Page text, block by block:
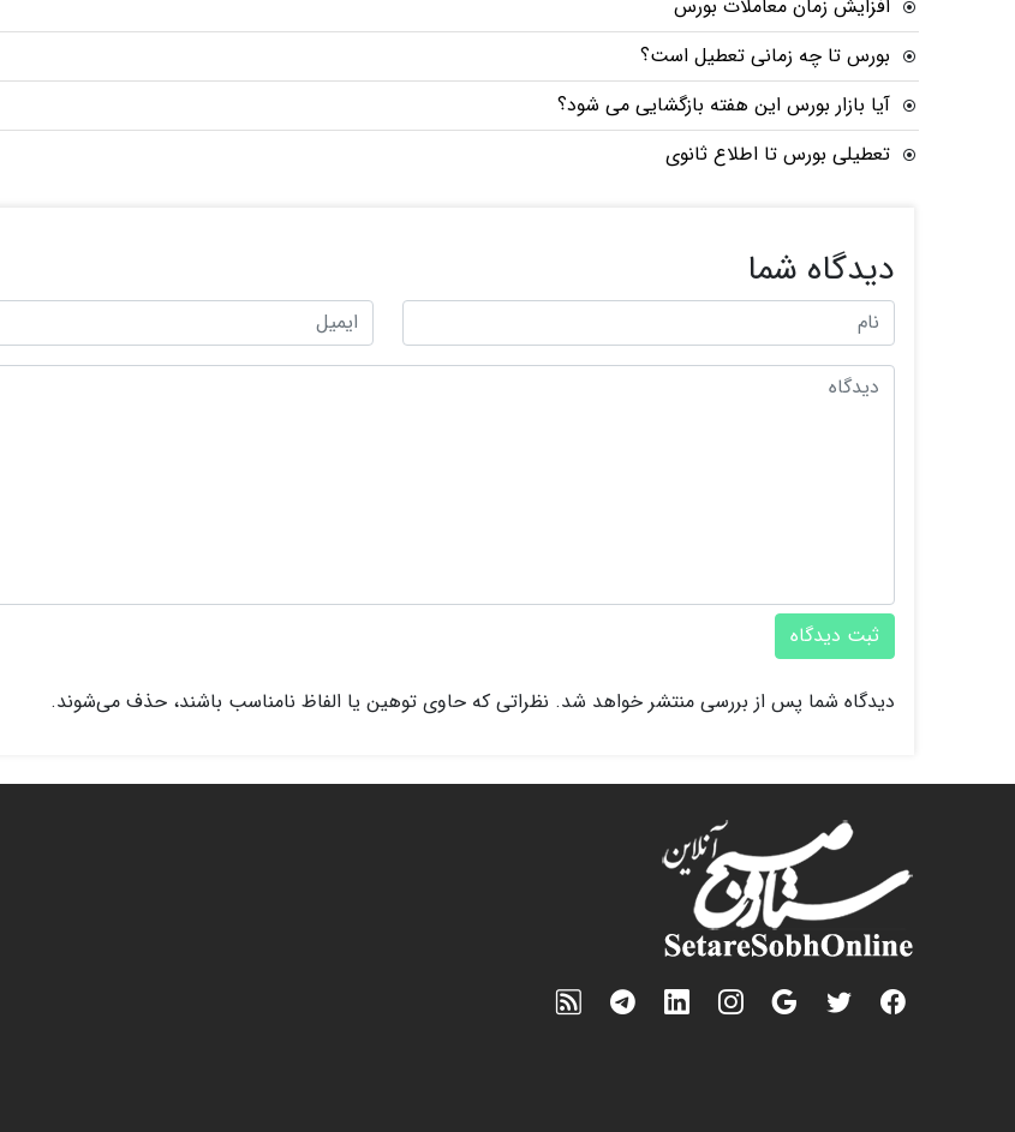
افزایش زمان معاملات بورس
بورس تا چه زمانی تعطیل است؟
آیا بازار بورس این هفته بازگشایی می شود؟
تعطیلی بورس تا اطلاع ثانوی
دیدگاه شما
ثبت دیدگاه
دیدگاه شما پس از بررسی منتشر خواهد شد. نظراتی که حاوی توهین یا الفاظ نامناسب باشند، حذف می‌شوند.